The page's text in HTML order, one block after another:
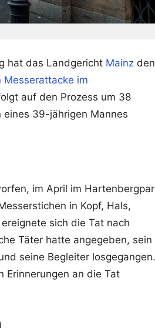
hat das Landgericht Mainz den
Messerattacke im
auf den Prozess um 38
39-jährigen Mannes
im April im
in Kopf, Hals,
sich die Tat nach
Täter hatte angegeben, sein
seine Begleiter losgegangen.
Erinnerungen an die Tat